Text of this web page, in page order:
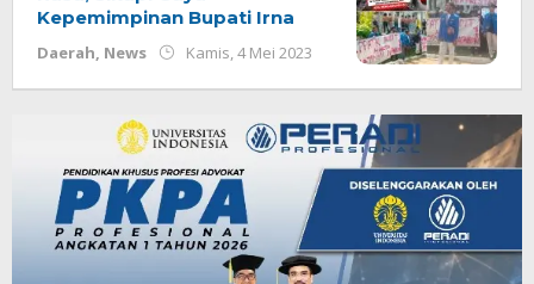
Kepemimpinan Bupati Irna
Daerah, News Kamis, 4 Mei 2023
oleh